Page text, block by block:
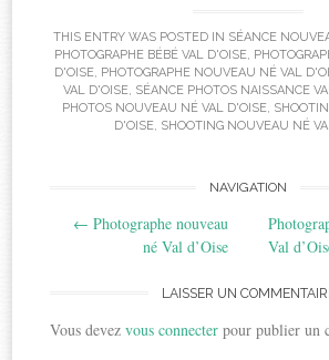
THIS ENTRY WAS POSTED IN SÉANCE
PHOTOGRAPHE BÉBÉ VAL D'OISE
D'OISE PHOTOGRAPHE NOUVEAU NÉ VAL
VAL D'OISE, SÉANCE PHOTOS NAISSANCE
PHOTOS NOUVEAU NÉ VAL D'OISE,
D'OISE SHOOTING NOUVEAU NÉ
navigation
NAVIGATION
← Photographe nouveau
né Val d’Oise
Val
LAISSER UN
Vous devezvous connecter pour publier un